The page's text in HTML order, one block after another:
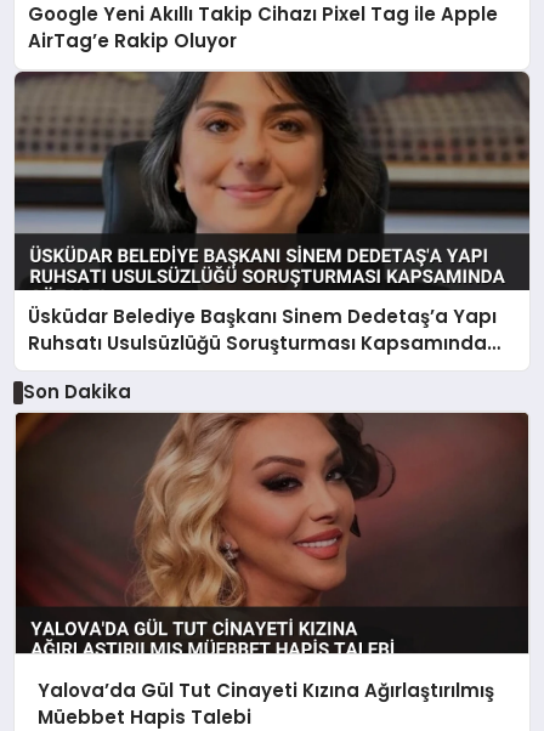
Google Yeni Akıllı Takip Cihazı Pixel Tag ile Apple
AirTag’e Rakip Oluyor
Üsküdar Belediye Başkanı Sinem Dedetaş’a Yapı
Ruhsatı Usulsüzlüğü Soruşturması Kapsamında
Gözaltı
Son Dakika
Yalova’da Gül Tut Cinayeti Kızına Ağırlaştırılmış
Müebbet Hapis Talebi